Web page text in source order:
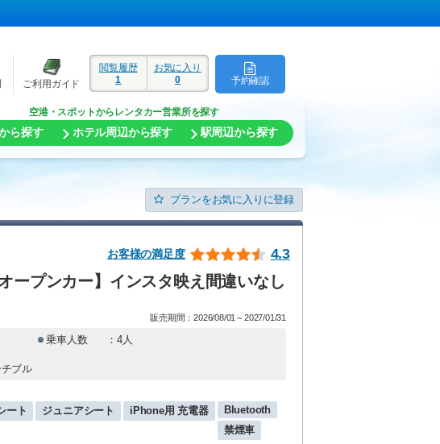
予約確認
閲覧履歴
1
お気に入り
0
ご利用ガイド
空港・スポットからレンタカー営業所を探す
ら探す ホテル周辺から探す 駅周辺から探す
プランをお気に入りに登録
お客様の満足度 4.3
ープンカー】インスタ映え間違いなし
販売期間：2026/08/01～2027/01/31
乗車人数
：4人
ブル
ート ジュニアシート iPhone用 充電器
Bluetooth
禁煙車